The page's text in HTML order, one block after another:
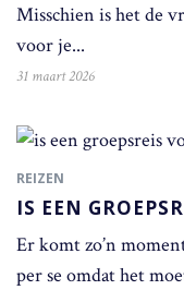
Misschien is het de
voor je...
31 maart 2026
REIZEN
IS EEN
Er komt zo’n
per se omdat het